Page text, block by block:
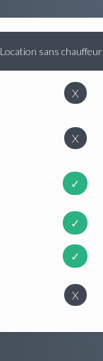
Location sans chauffeur
X
X
✓
✓
✓
X